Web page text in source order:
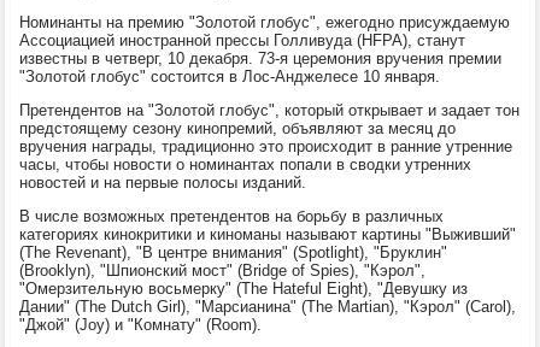
Номинанты на премию "Золотой глобус", ежегодно присуждаемую
Ассоциацией иностранной прессы Голливуда (HFPA), станут
известны в четверг, 10 декабря. 73-я церемония вручения премии
"Золотой глобус" состоится в Лос-Анджелесе 10 января.
Претендентов на "Золотой глобус", который открывает и задает тон
предстоящему сезону кинопремий, объявляют за месяц до
вручения награды, традиционно это происходит в ранние утренние
часы, чтобы новости о номинантах попали в сводки утренних
новостей и на первые полосы изданий.
В числе возможных претендентов на борьбу в различных
категориях кинокритики и киноманы называют картины "Выживший"
(The Revenant), "В центре внимания" (Spotlight), "Бруклин"
(Brooklyn), "Шпионский мост" (Bridge of Spies), "Кэрол",
"Омерзительную восьмерку" (The Hateful Eight), "Девушку из
Дании" (The Dutch Girl), "Марсианина" (The Martian), "Кэрол" (Carol),
"Джой" (Joy) и "Комнату" (Room).